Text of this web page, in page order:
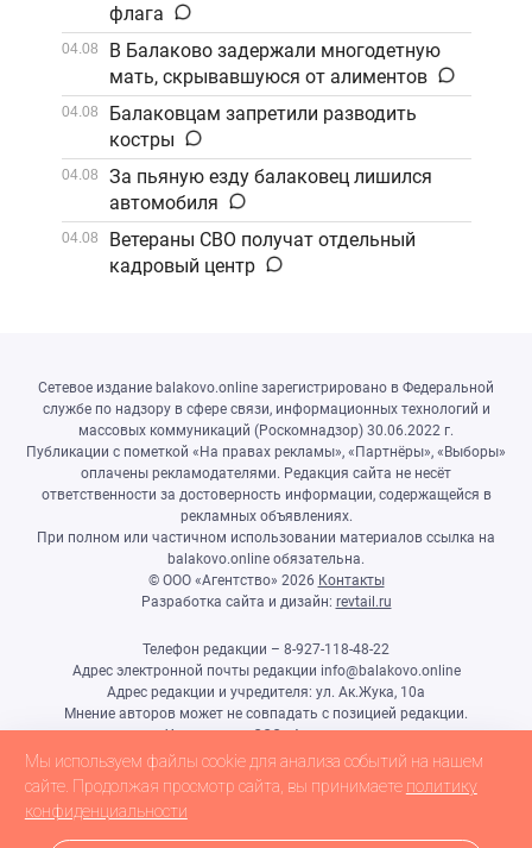
флага
04.08
В Балаково задержали многодетную
мать, скрывавшуюся от алиментов
04.08
Балаковцам запретили разводить
костры
04.08
За пьяную езду балаковец лишился
автомобиля
04.08
Ветераны СВО получат отдельный
кадровый центр
Сетевое издание balakovo.online зарегистрировано в Федеральной
службе по надзору в сфере связи, информационных технологий и
массовых коммуникаций (Роскомнадзор) 30.06.2022 г.
Публикации с пометкой «На правах рекламы», «Партнёры», «Выборы»
оплачены рекламодателями. Редакция сайта не несёт
ответственности за достоверность информации, содержащейся в
рекламных объявлениях.
При полном или частичном использовании материалов ссылка на
balakovo.online обязательна.
© ООО «Агентство» 2026 Контакты
Разработка сайта и дизайн: revtail.ru
Телефон редакции – 8-927-118-48-22
Адрес электронной почты редакции info@balakovo.online
Адрес редакции и учредителя: ул. Ак.Жука, 10а
Мнение авторов может не совпадать с позицией редакции.
Учредитель: ООО «Агентство»
Гл.редактор Ивлиева Н.Н.
Настоящий ресурс может содержать материалы 18+
Мы используем файлы cookie для анализа событий на нашем
сайте. Продолжая просмотр сайта, вы принимаете политику
конфиденциальности